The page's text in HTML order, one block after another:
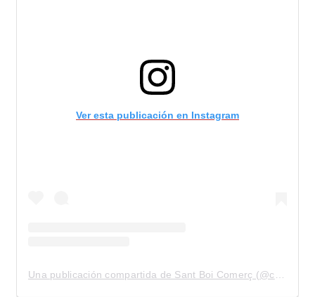
Ver esta publicación en Instagram